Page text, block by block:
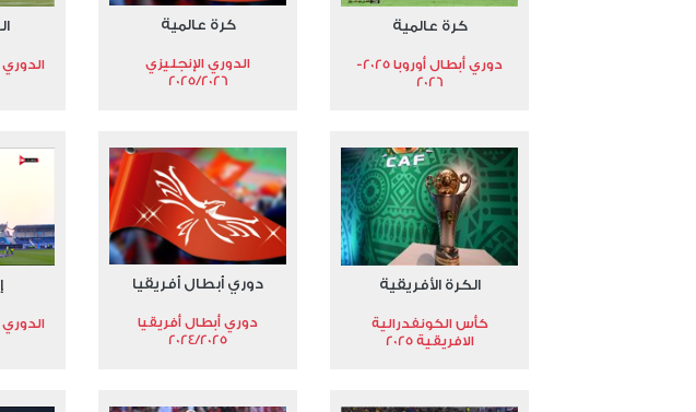
كرة عالمية
دوري أبطال أوروبا 2025-
2026
كرة عالمية
الدوري الإنجليزي
2025/2026
الدوري
الكرة الأفريقية
كأس الكونفدرالية
الافريقية 2025
دوري أبطال أفريقيا
دوري أبطال أفريقيا
2024/2025
الدوري